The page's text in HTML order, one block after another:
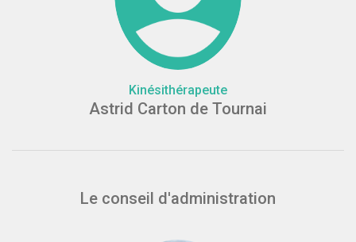
Kinésithérapeute
Astrid Carton de Tournai
Le conseil d'administration